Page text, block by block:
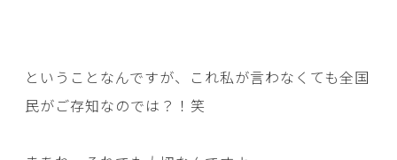
ということなんですが、これ私が言わなくても全国
民がご存知なのでは？！笑